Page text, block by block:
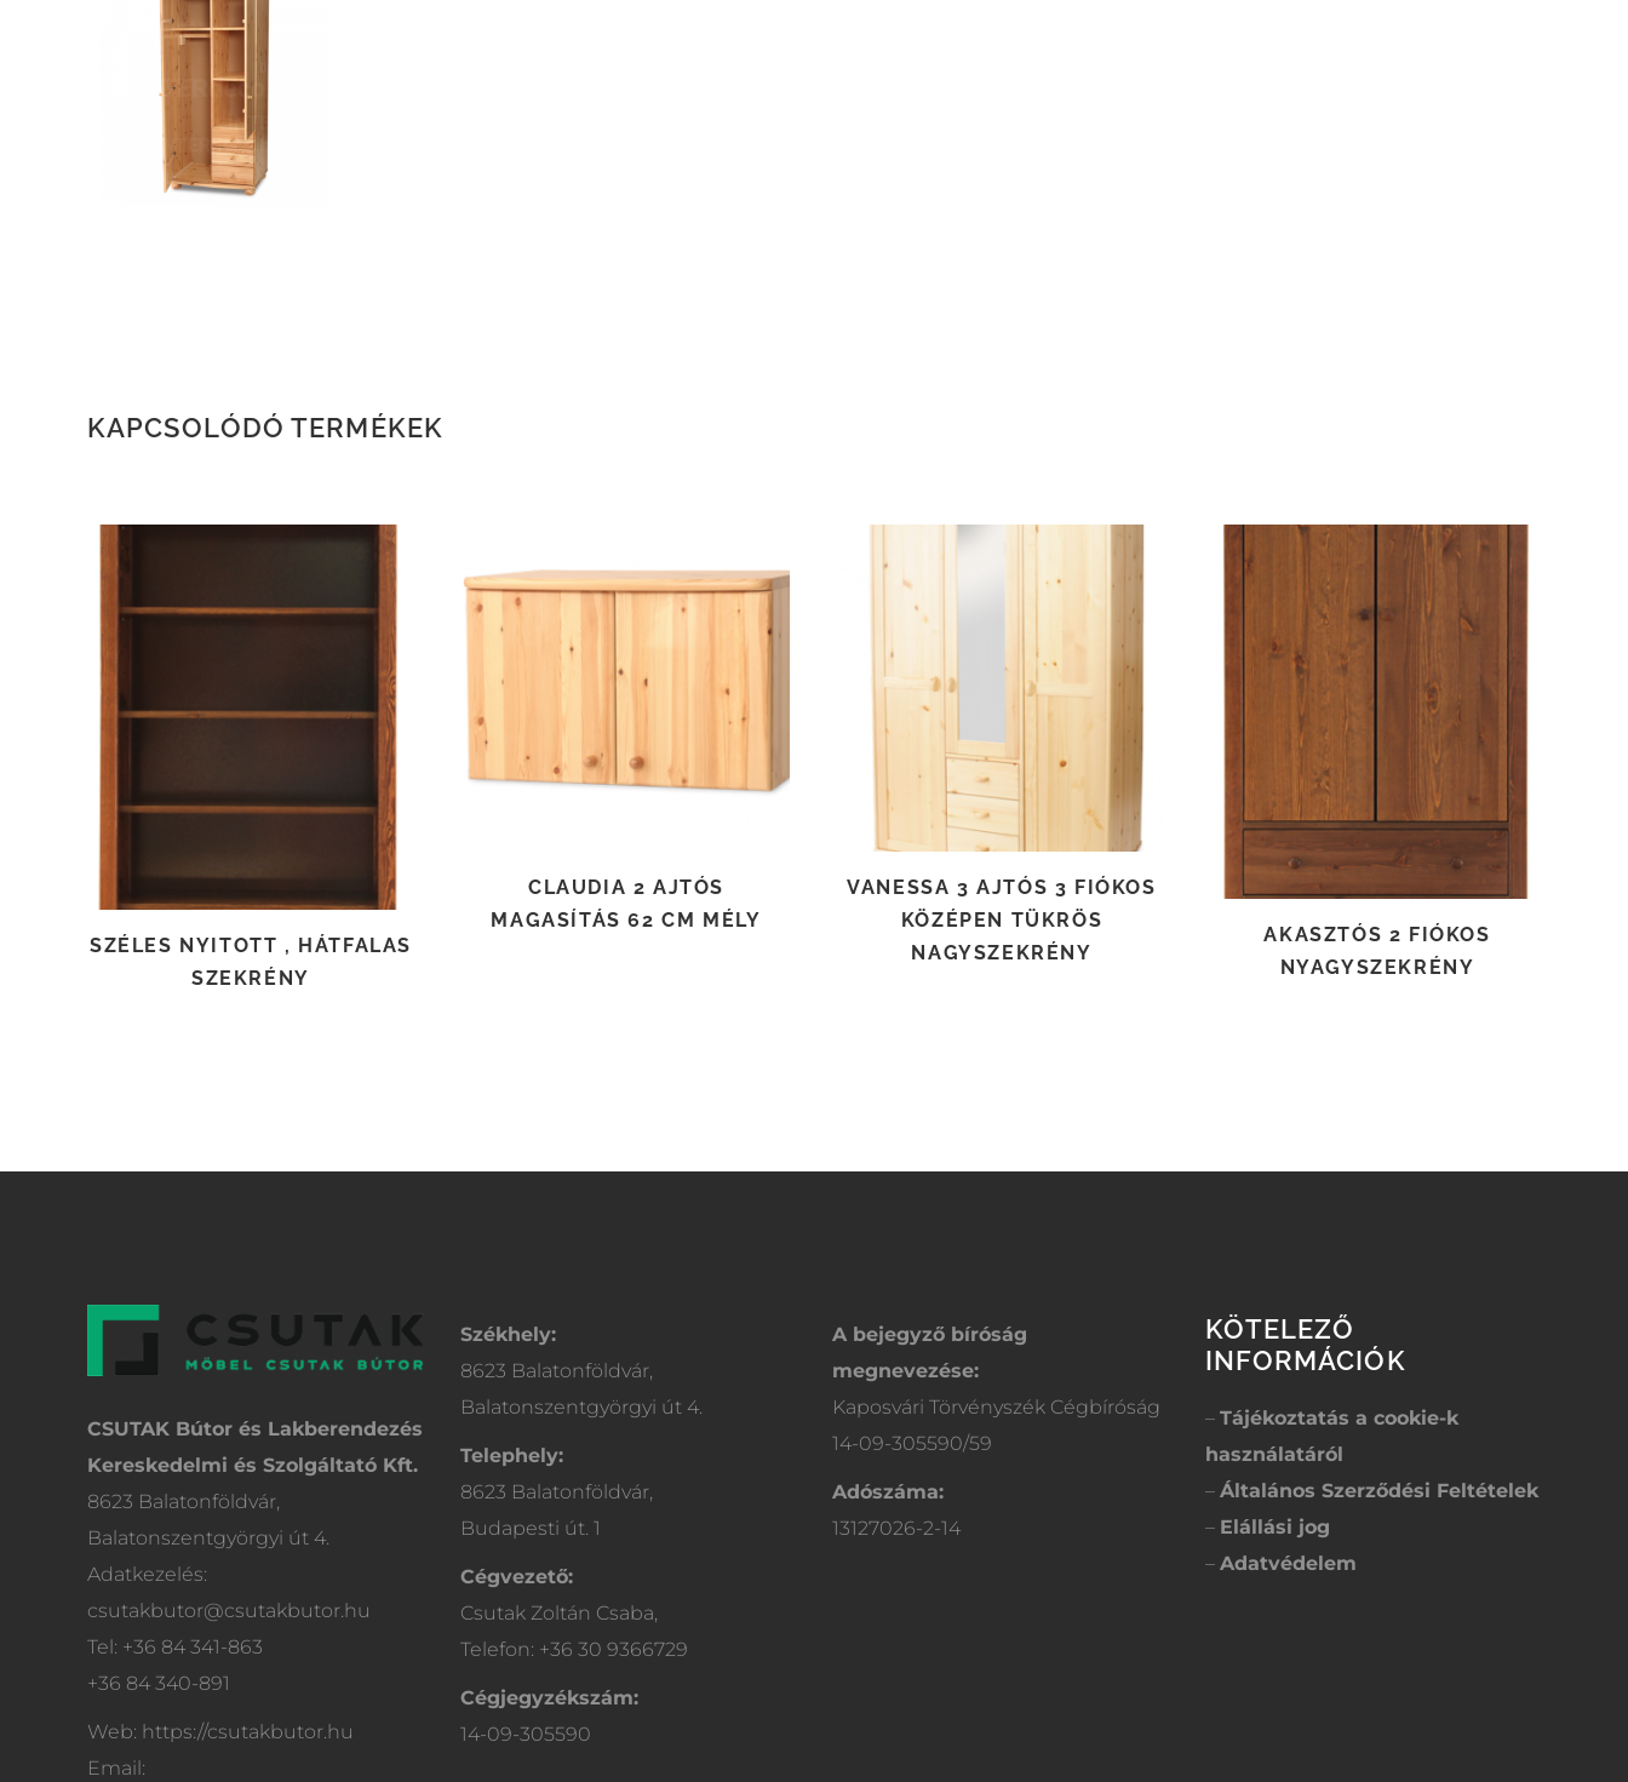
KAPCSOLÓDÓ TERMÉKEK
TOVÁBB OLVASOM
SZÉLES NYITOTT , HÁTFALAS
SZEKRÉNY
TOVÁBB OLVASOM
CLAUDIA 2 AJTÓS
MAGASÍTÁS 62 CM MÉLY
TOVÁBB OLVASOM
VANESSA 3 AJTÓS 3 FIÓKOS
KÖZÉPEN TÜKRÖS
NAGYSZEKRÉNY
TOVÁBB OLVASOM
AKASZTÓS 2 FIÓKOS
NYAGYSZEKRÉNY
CSUTAK Bútor és Lakberendezés
Kereskedelmi és Szolgáltató Kft.
8623 Balatonföldvár,
Balatonszentgyörgyi út 4.
Adatkezelés:
csutakbutor@csutakbutor.hu
Tel: +36 84 341-863
+36 84 340-891
Web: https://csutakbutor.hu
Email:
Székhely:
8623 Balatonföldvár,
Balatonszentgyörgyi út 4.
Telephely:
8623 Balatonföldvár,
Budapesti út. 1
Cégvezető:
Csutak Zoltán Csaba,
Telefon: +36 30 9366729
Cégjegyzékszám:
14-09-305590
A bejegyző bíróság
megnevezése:
Kaposvári Törvényszék Cégbíróság
14-09-305590/59
Adószáma:
13127026-2-14
KÖTELEZŐ
INFORMÁCIÓK
– Tájékoztatás a cookie-k
használatáról
– Általános Szerződési Feltételek
– Elállási jog
– Adatvédelem